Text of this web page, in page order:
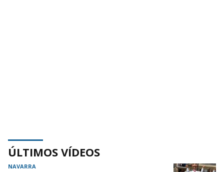
ÚLTIMOS VÍDEOS
NAVARRA